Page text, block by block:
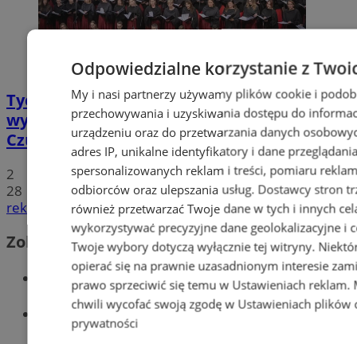
Tychy: Koncert chóralny "Messa di Gloria" –
wyjątkowe wydarzenie muzyczne w
Czułowie
2
28
reklama
Zobacz również
Wiadomości kryminalne w Tychach
Wiadomości lokalne
Odpowiedzialne korzystanie z
My i nasi partnerzy używamy plików cookie i
przechowywania i uzyskiwania dostępu do
urządzeniu oraz do przetwarzania danych
adres IP, unikalne identyfikatory i dane
spersonalizowanych reklam i treści, pomiaru
odbiorców oraz ulepszania usług. Dostawcy stron
również przetwarzać Twoje dane w tych i innych
wykorzystywać precyzyjne dane geolokalizacyjne i
Twoje wybory dotyczą wyłącznie tej witryny.
opierać się na prawnie uzasadnionym interesie
prawo sprzeciwić się temu w Ustawieniach reklam.
chwili wycofać swoją zgodę w Ustawieniach plików
prywatności